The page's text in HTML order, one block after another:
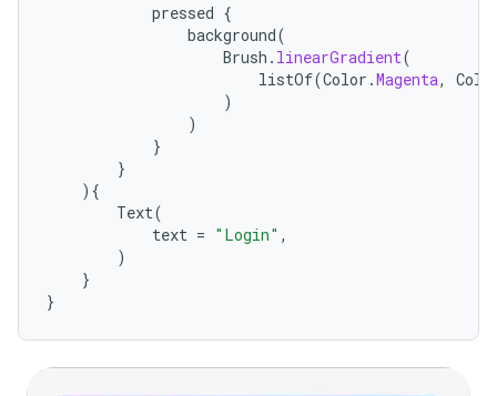
pressed {
background(
Brush . linearGradient(
listOf(Color .Magenta,
)
)
}
}
){
Text(
text = "Login" ,
)
}
}